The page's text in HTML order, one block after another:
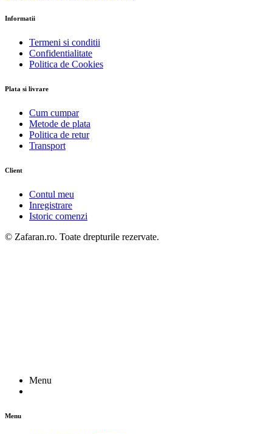
Informatii
Termeni si conditii
Confidentialitate
Politica de Cookies
Plata si livrare
Cum cumpar
Metode de plata
Politica de retur
Transport
Client
Contul meu
Inregistrare
Istoric comenzi
© Zafaran.ro. Toate drepturile rezervate.
Menu
Menu